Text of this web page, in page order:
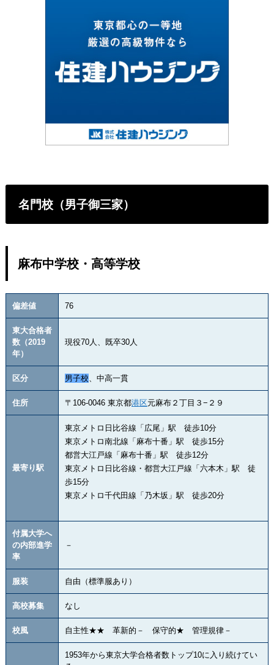
名門校（男子御三家）
麻布中学校・高等学校
偏差値 76
東大合格者
数（2019
年）
現役70人、既卒30人
区分 男子校 、中高一貫
住所 〒106-0046 東京都港区元麻布２丁目３−２９
最寄り駅
東京メトロ日比谷線「広尾」駅 徒歩10分
東京メトロ南北線「麻布十番」駅 徒歩15分
都営大江戸線「麻布十番」駅 徒歩12分
東京メトロ日比谷線・都営大江戸線「六本木」駅 徒
歩15分
東京メトロ千代田線「乃木坂」駅 徒歩20分
付属大学へ
の内部進学
率
－
服装 自由（標準服あり）
高校募集 なし
校風 自主性★★ 革新的－ 保守的★ 管理規律－
1953年から東京大学合格者数トップ10に入り続けてい